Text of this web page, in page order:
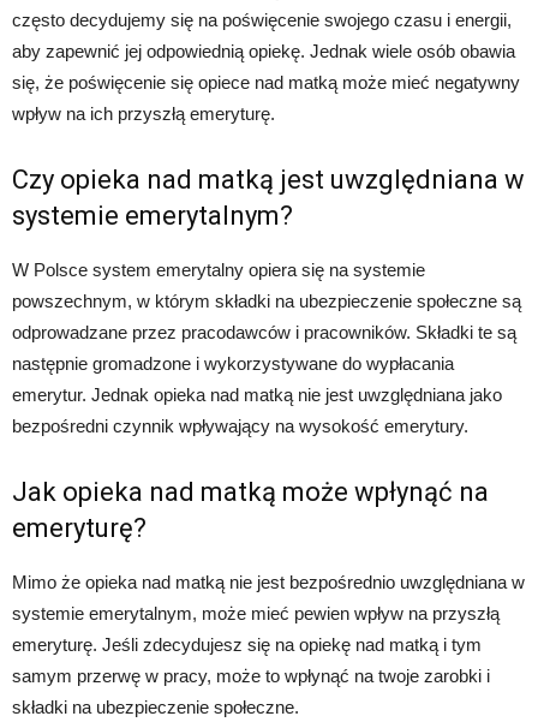
często decydujemy się na poświęcenie swojego czasu i energii,
aby zapewnić jej odpowiednią opiekę. Jednak wiele osób obawia
się, że poświęcenie się opiece nad matką może mieć negatywny
wpływ na ich przyszłą emeryturę.
Czy opieka nad matką jest uwzględniana w
systemie emerytalnym?
W Polsce system emerytalny opiera się na systemie
powszechnym, w którym składki na ubezpieczenie społeczne są
odprowadzane przez pracodawców i pracowników. Składki te są
następnie gromadzone i wykorzystywane do wypłacania
emerytur. Jednak opieka nad matką nie jest uwzględniana jako
bezpośredni czynnik wpływający na wysokość emerytury.
Jak opieka nad matką może wpłynąć na
emeryturę?
Mimo że opieka nad matką nie jest bezpośrednio uwzględniana w
systemie emerytalnym, może mieć pewien wpływ na przyszłą
emeryturę. Jeśli zdecydujesz się na opiekę nad matką i tym
samym przerwę w pracy, może to wpłynąć na twoje zarobki i
składki na ubezpieczenie społeczne.